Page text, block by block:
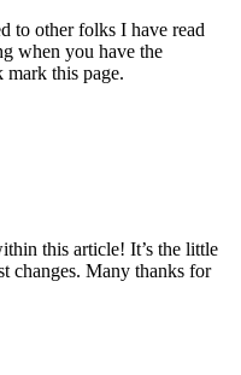
to other folks I have read
when you have the
mark this page.
this article! It’s the little
changes. Many thanks for